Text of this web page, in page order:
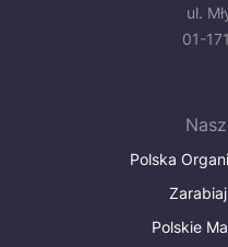
ul.
01-
Polska
Polskie